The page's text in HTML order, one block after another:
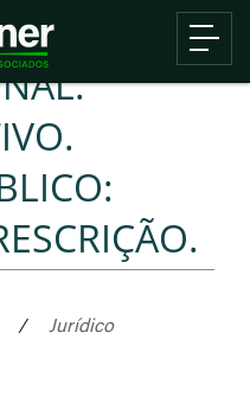
/
Jurídico